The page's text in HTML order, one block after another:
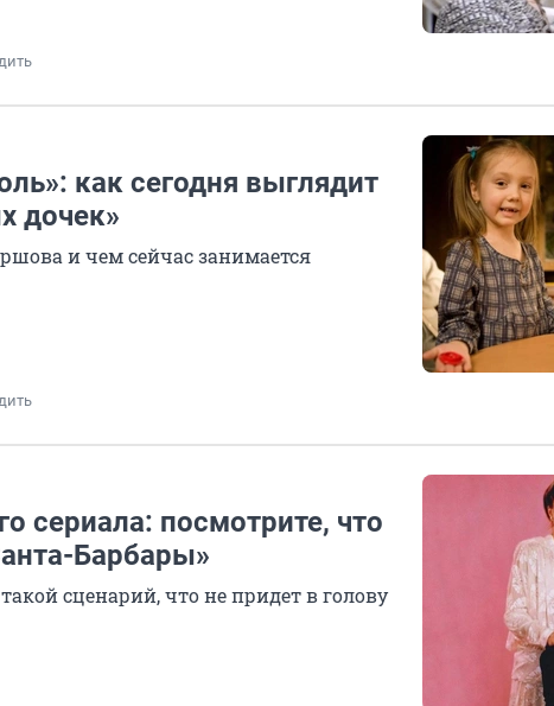
как сегодня выглядит
дочек»
и чем сейчас занимается
сериала: посмотрите, что
Барбары»
сценарий, что не придет в голову